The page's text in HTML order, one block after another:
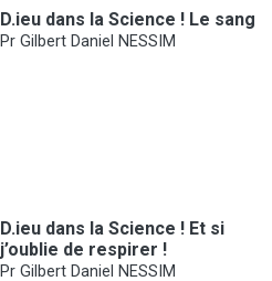
D.ieu dans la Science ! Le sang
Pr Gilbert Daniel NESSIM
D.ieu dans la Science ! Et si
j’oublie de respirer !
Pr Gilbert Daniel NESSIM